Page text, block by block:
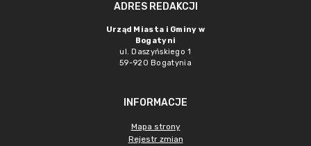
ADRES REDAKCJI
Urząd Miasta i Gminy w
Bogatyni
ul. Daszyńskiego 1
59-920 Bogatynia
INFORMACJE
Mapa strony
Rejestr zmian